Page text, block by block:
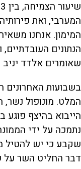
המערבי, ואת
המימון. אנחנו
הנתונים
שאומרים אלדד יניב
בשבועות
הייבוא בהיצף
נתמכה על ידי
דבר החליט השר על